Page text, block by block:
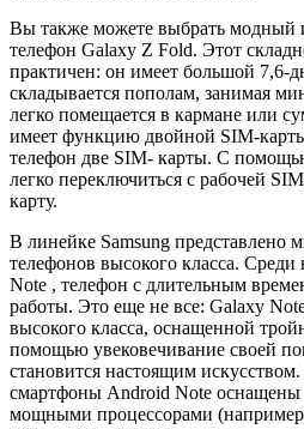
Вы также можете выбрать модный
телефон Galaxy Z Fold. Этот
практичен: он имеет большой 7,6-
складывается пополам, занимая
легко помещается в кармане или
имеет функцию двойной SIM-
телефон две SIM- карты. С
легко переключиться с рабочей
карту.
В линейке Samsung представлено
телефонов высокого класса.
Note , телефон с длительным
работы. Это еще не все: Galaxy
высокого класса, оснащенной
помощью увековечивание своей
становится настоящим
смартфоны Android Note оснащены
мощными процессорами